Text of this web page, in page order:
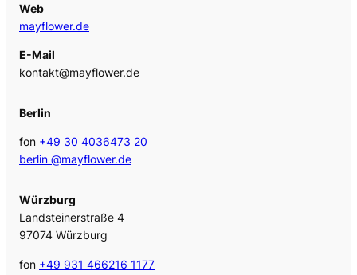
Web
mayflower.de
E-Mail
kontakt@mayflower.de
Berlin
fon +49 30 4036473 20
berlin @mayflower.de
Würzburg
Landsteinerstraße 4
97074 Würzburg
fon +49 931 466216 1177